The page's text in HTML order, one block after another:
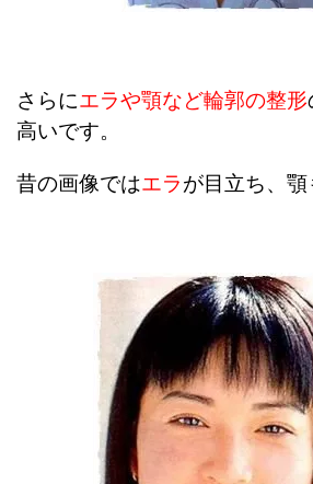
さらにエラや顎など輪郭の整形
高いです。
昔の画像ではエラが目立ち、顎